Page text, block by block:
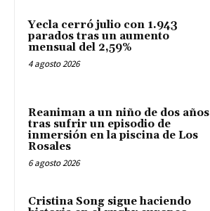
Yecla cerró julio con 1.943
parados tras un aumento
mensual del 2,59%
4 agosto 2026
Reaniman a un niño de dos años
tras sufrir un episodio de
inmersión en la piscina de Los
Rosales
6 agosto 2026
Cristina Song sigue haciendo